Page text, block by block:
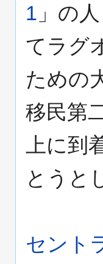
1 」の
てラグ
ための
移民第
上に
とうと
セント